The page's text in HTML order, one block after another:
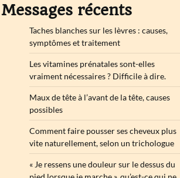
Messages récents
Taches blanches sur les lèvres : causes,
symptômes et traitement
Les vitamines prénatales sont-elles
vraiment nécessaires ? Difficile à dire.
Maux de tête à l’avant de la tête, causes
possibles
Comment faire pousser ses cheveux plus
vite naturellement, selon un trichologue
« Je ressens une douleur sur le dessus du